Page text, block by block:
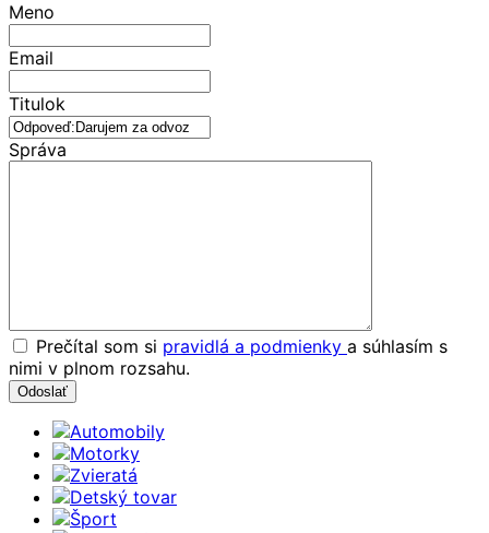
Meno
Email
Titulok
Správa
Prečítal som si pravidlá a podmienky a súhlasím s
nimi v plnom rozsahu.
Automobily
Motorky
Zvieratá
Detský tovar
Šport